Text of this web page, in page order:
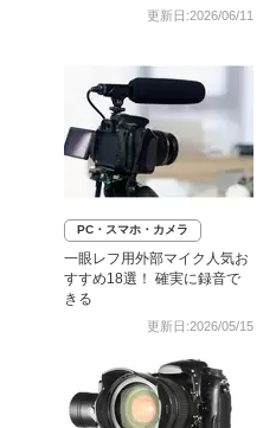
更新日:2026/06/11
PC・スマホ・カメラ
一眼レフ用外部マイク人気お
すすめ18選！ 確実に録音で
きる
更新日:2026/05/15